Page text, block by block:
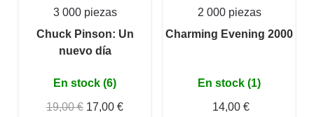
3 000 piezas
Chuck Pinson: Un
nuevo día
En stock (6)
19,00 € 17,00 €
2 000 piezas
Charming Evening 2000
En stock (1)
14,00 €